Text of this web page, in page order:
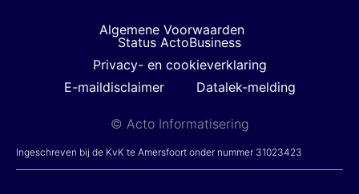
Algemene Voorwaarden
Status ActoBusiness
Privacy- en cookieverklaring
E-maildisclaimer
Datalek-melding
© Acto Informatisering
Ingeschreven bij de KvK te Amersfoort onder nummer 31023423